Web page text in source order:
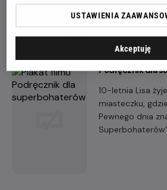
których
każdego z
Podręcznik dla
10-letnia Lisa
miasteczku,
Pewnego dnia
USTAWIENIA
Akceptuję